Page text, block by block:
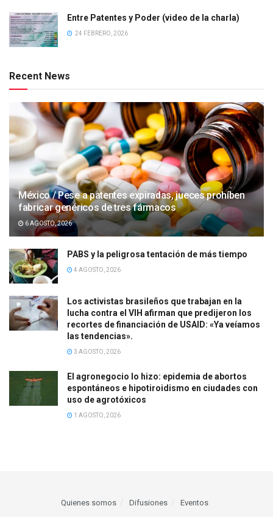
Entre Patentes y Poder (video de la charla)
24 FEBRERO, 2026
Recent News
México / Pese a patentes expiradas, jueces prohíben
fabricar genéricos de tres fármacos
6 AGOSTO, 2026
PABS y la peligrosa tentación de más tiempo
4 AGOSTO, 2026
Los activistas brasileños que trabajan en la
lucha contra el VIH afirman que predijeron los
recortes de financiación de USAID: «Ya veíamos
las tendencias».
3 AGOSTO, 2026
El agronegocio lo hizo: epidemia de abortos
espontáneos e hipotiroidismo en ciudades con
uso de agrotóxicos
1 AGOSTO, 2026
Quienes somos Difusiones Eventos